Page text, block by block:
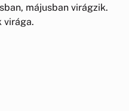
májusban virágzik.
virága.